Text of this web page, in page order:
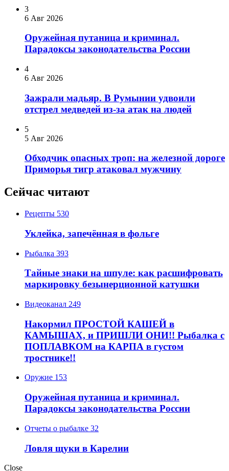
3
6 Авг 2026
Оружейная путаница и криминал.
Парадоксы законодательства России
4
6 Авг 2026
Зажрали мадьяр. В Румынии удвоили
отстрел медведей из-за атак на людей
5
5 Авг 2026
Обходчик опасных троп: на железной дороге
Приморья тигр атаковал мужчину
Сейчас читают
Рецепты 530
Уклейка, запечённая в фольге
Рыбалка 393
Тайные знаки на шпуле: как расшифровать
маркировку безынерционной катушки
Видеоканал 249
Накормил ПРОСТОЙ КАШЕЙ в
КАМЫШАХ, и ПРИШЛИ ОНИ!! Рыбалка с
ПОПЛАВКОМ на КАРПА в густом
тростнике!!
Оружие 153
Оружейная путаница и криминал.
Парадоксы законодательства России
Отчеты о рыбалке 32
Ловля щуки в Карелии
Close